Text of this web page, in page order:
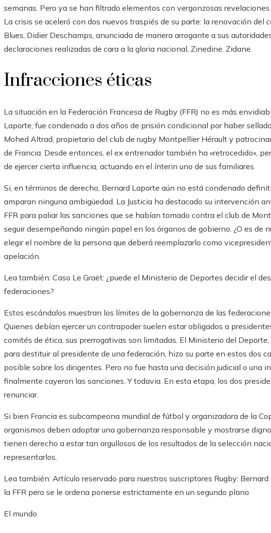
semanas. Pero ya se han filtrado elementos con vergonzosas revelaciones
La crisis se aceleró con dos nuevos traspiés de su parte: la renovación del
Blues, Didier Deschamps, anunciada de manera arrogante a sus
declaraciones realizadas de cara a la gloria nacional, Zinedine. Zidane.
Infracciones éticas
La situación en la Federación Francesa de Rugby (FFR) no es más
Laporte, fue condenado a dos años de prisión condicional por haber
Mohed Altrad, propietario del club de rugby Montpellier Hérault y
de Francia. Desde entonces, el ex entrenador también ha «retrocedido»,
de ejercer cierta influencia, actuando en el ínterin uno de sus familiares.
Si, en términos de derecho, Bernard Laporte aún no está condenado
amparan ninguna ambigüedad. La Justicia ha destacado su intervención
FFR para paliar las sanciones que se habían tomado contra el club de
seguir desempeñando ningún papel en los órganos de gobierno. ¿O es de
elegir el nombre de la persona que deberá reemplazarlo como
apelación.
Lea también: Caso Le Graët: ¿puede el Ministerio de Deportes decidir el
federaciones?
Estos escándalos muestran los límites de la gobernanza de las
Quienes debían ejercer un contrapoder suelen estar obligados a
comités de ética, sus prerrogativas son limitadas. El Ministerio del
para destituir al presidente de una federación, hizo su parte en estos dos
posible sobre los dirigentes. Pero no fue hasta una decisión judicial o una
finalmente cayeron las sanciones. Y todavia. En esta etapa, los dos
renunciar.
Si bien Francia es subcampeona mundial de fútbol y organizadora de la
organismos deben adoptar una gobernanza responsable y mostrarse
tienen derecho a estar tan orgullosos de los resultados de la selección
representarlos.
Lea también: Artículo reservado para nuestros suscriptores Rugby:
la FFR pero se le ordena ponerse estrictamente en un segundo plano
El mundo